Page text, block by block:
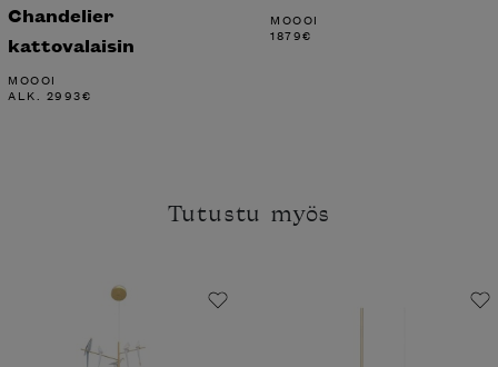
Chandelier
kattovalaisin
MOOOI
ALK. 2993€
MOOOI
1879€
Tutustu myös